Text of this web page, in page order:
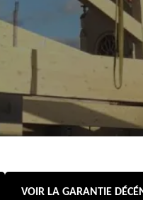
VOIR LA GARANTIE